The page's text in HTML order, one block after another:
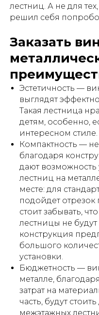
лестниц. А не для
решил себя
Заказать
Эстетичность —
выглядят
Такая лестница
детям, особенно,
интересном стиле.
Компактность —
благодаря
дают возможность
лестниц на
месте: для
подойдет
стоит забывать,
лестницы не будут
конструкция
большого
установки.
Бюджетность —
металле,
затрат на
часть, будут
межэтажных